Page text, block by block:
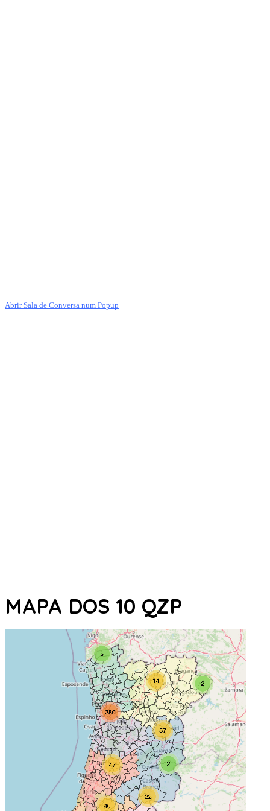
Abrir Sala de Conversa num Popup
MAPA DOS 10 QZP